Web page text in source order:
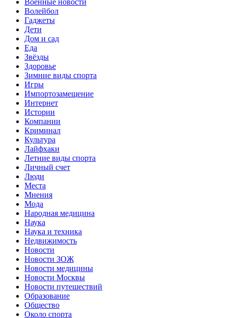
Волейбол
Гаджеты
Дети
Дом и сад
Еда
Звёзды
Здоровье
Зимние виды спорта
Игры
Импортозамещение
Интернет
Истории
Компании
Криминал
Культура
Лайфхаки
Летние виды спорта
Личный счет
Люди
Места
Мнения
Мода
Народная медицина
Наука
Наука и техника
Недвижимость
Новости
Новости ЗОЖ
Новости медицины
Новости Москвы
Новости путешествий
Образование
Общество
Около спорта